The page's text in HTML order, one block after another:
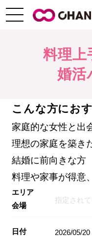
料理上
婚活
こんな方にお
家庭的な女性と出
理想の家庭を築き
結婚に前向きな方
料理や家事が得意
エリア
会場
指定されて
日付 2026/05/